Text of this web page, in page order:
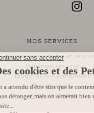
NOS SERVICES
Modes de livraison et retours
Paiement sécurisé
Retour et remboursement
Carte cadeau
Guide des tailles